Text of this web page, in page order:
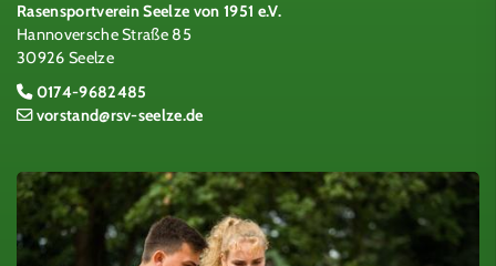
Rasensportverein Seelze von 1951 e.V.
Hannoversche Straße 85
30926 Seelze
0174-9682485
vorstand@rsv-seelze.de